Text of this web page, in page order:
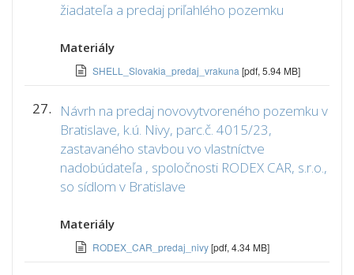
žiadateľa a predaj priľahlého pozemku
Materiály
SHELL_Slovakia_predaj_vrakuna [pdf, 5.94 MB]
27.
Návrh na predaj novovytvoreného pozemku v
Bratislave, k.ú. Nivy, parc.č. 4015/23,
zastavaného stavbou vo vlastníctve
nadobúdateľa , spoločnosti RODEX CAR, s.r.o.,
so sídlom v Bratislave
Materiály
RODEX_CAR_predaj_nivy[pdf, 4.34 MB]